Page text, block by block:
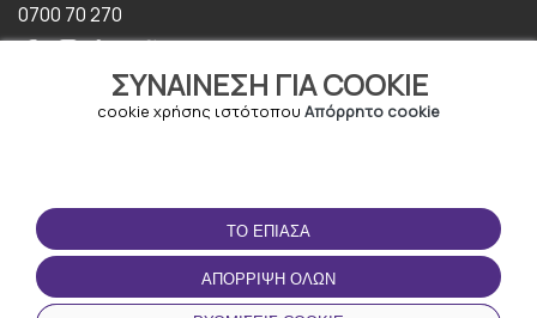
ΣΥΝΑΊΝΕΣΗ ΓΙΑ COOKIE
cookie χρήσης ιστότοπου Απόρρητο cookie
ΤΟ ΈΠΙΑΣΑ
ΑΠΌΡΡΙΨΗ ΌΛΩΝ
0700 70 270
ΟΡΟΙ ΧΡΉΣΗΣ
Οροι και Προϋποθέσεις
Πολιτική απορρήτου
ΚΑΤΕΒΆΣΤΕ ΤΗΝ
ΕΦΑΡΜΟΓΉ